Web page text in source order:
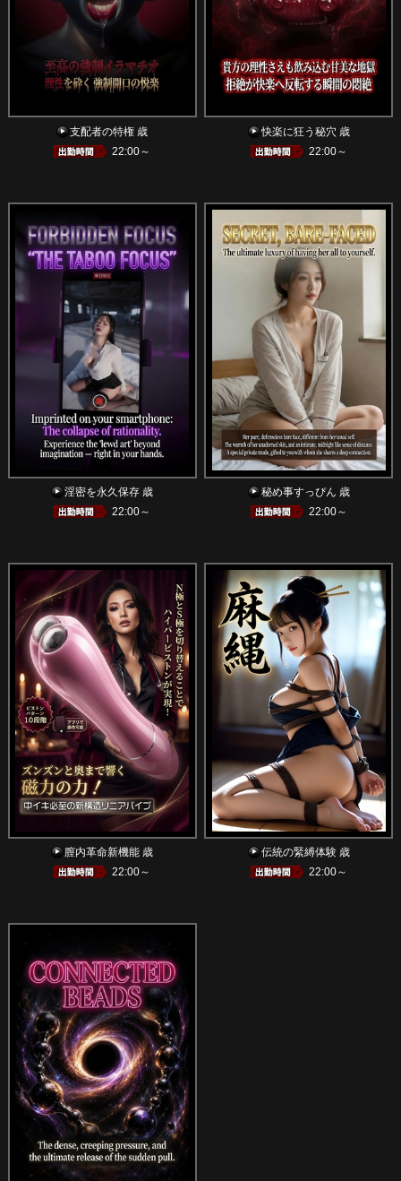
支配者の特権 歳
22:00～
快楽に狂う秘穴 歳
22:00～
淫密を永久保存 歳
22:00～
秘め事すっぴん 歳
22:00～
膣内革命新機能 歳
22:00～
伝統の緊縛体験 歳
22:00～